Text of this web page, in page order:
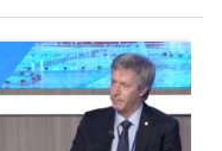
"Irán nombró al ideólogo
artículo de tendencia